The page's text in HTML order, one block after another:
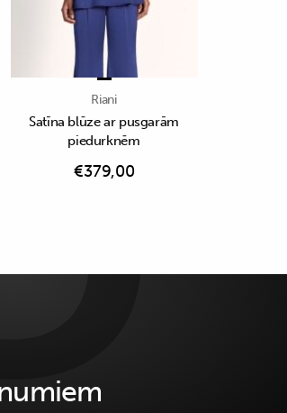
Riani
Satīna blūze ar pusgarām
piedurknēm
€379,00